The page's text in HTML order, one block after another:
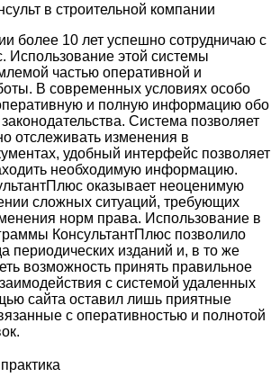
в строительной компании
более 10 лет успешно сотрудничаю с
Использование этой системы
частью оперативной и
В современных условиях особо
и полную информацию обо
Система позволяет
отслеживать изменения в
удобный интерфейс позволяет
необходимую информацию.
оказывает неоценимую
сложных ситуаций, требующих
норм права. Использование в
КонсультантПлюс позволило
периодических изданий и, в то же
возможность принять правильное
с системой удаленных
сайта оставил лишь приятные
с оперативностью и полнотой